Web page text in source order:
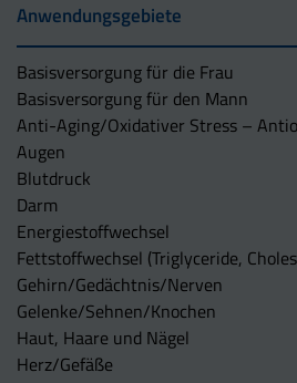
Anwendungsgebiete
Basisversorgung für die Frau
Basisversorgung für den Mann
Anti-Aging/Oxidativer Stress –
Augen
Blutdruck
Darm
Energiestoffwechsel
Fettstoffwechsel (Triglyceride,
Gehirn/Gedächtnis/Nerven
Gelenke/Sehnen/Knochen
Haut, Haare und Nägel
Herz/Gefäße